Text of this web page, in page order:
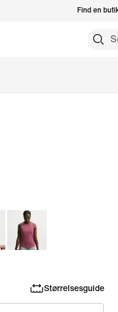
Find en
Størrelsesguide